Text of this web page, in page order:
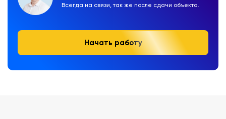
Всегда на связи, так же после сдачи объекта.
Начать работу